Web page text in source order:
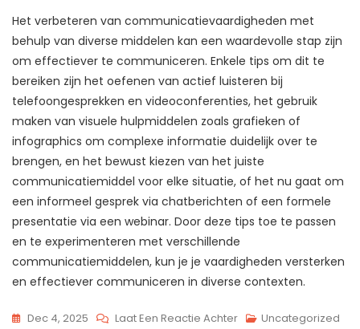
Het verbeteren van communicatievaardigheden met
behulp van diverse middelen kan een waardevolle stap zijn
om effectiever te communiceren. Enkele tips om dit te
bereiken zijn het oefenen van actief luisteren bij
telefoongesprekken en videoconferenties, het gebruik
maken van visuele hulpmiddelen zoals grafieken of
infographics om complexe informatie duidelijk over te
brengen, en het bewust kiezen van het juiste
communicatiemiddel voor elke situatie, of het nu gaat om
een informeel gesprek via chatberichten of een formele
presentatie via een webinar. Door deze tips toe te passen
en te experimenteren met verschillende
communicatiemiddelen, kun je je vaardigheden versterken
en effectiever communiceren in diverse contexten.
Dec 4, 2025 Laat Een Reactie AchterOp Uncategorized